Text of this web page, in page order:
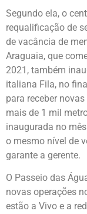
Segundo ela, o
requalificação de
de vacância de
Araguaia, que
2021, também
italiana Fila, no
para receber
mais de 1 mil
inaugurada no
o mesmo nível de
garante a gerente.
O Passeio das
novas operações
estão a Vivo e a